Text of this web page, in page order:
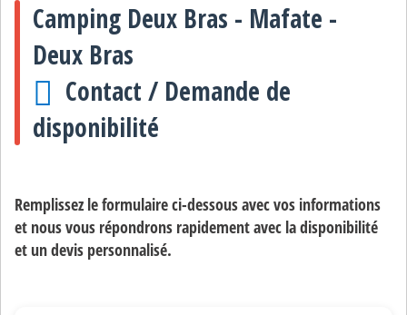
Camping Deux Bras - Mafate -
Deux Bras
Contact / Demande de
disponibilité
Remplissez le formulaire ci-dessous avec vos informations
et nous vous répondrons rapidement avec la disponibilité
et un devis personnalisé.